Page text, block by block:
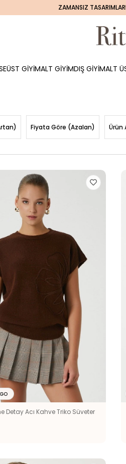
ZAMANSIZ
ÜST GİYİMALT GİYİMDIŞ GİYİMALT
Fiyata Göre (Azalan) Ürün
Detay Acı Kahve Triko Süveter